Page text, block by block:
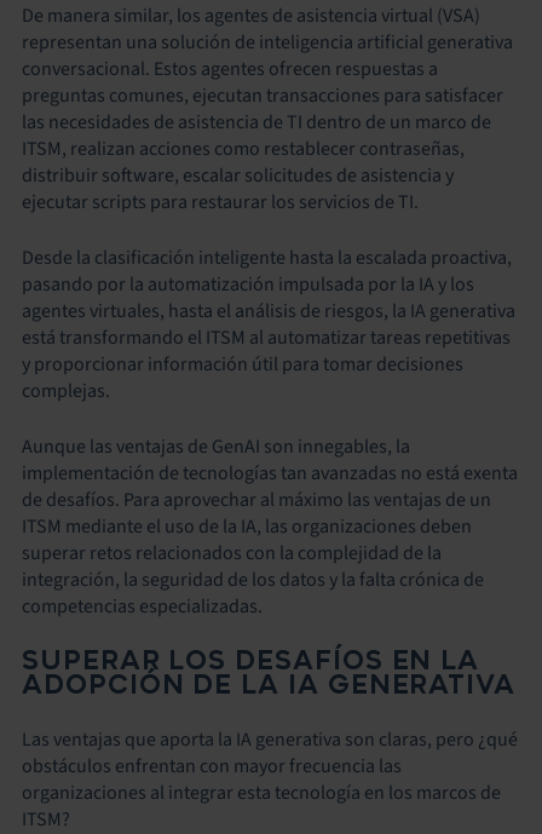
De manera similar, los agentes de asistencia virtual (VSA)
representan una solución de inteligencia artificial generativa
conversacional. Estos agentes ofrecen respuestas a
preguntas comunes, ejecutan transacciones para satisfacer
las necesidades de asistencia de TI dentro de un marco de
ITSM, realizan acciones como restablecer contraseñas,
distribuir software, escalar solicitudes de asistencia y
ejecutar scripts para restaurar los servicios de TI.
Desde la clasificación inteligente hasta la escalada proactiva,
pasando por la automatización impulsada por la IA y los
agentes virtuales, hasta el análisis de riesgos, la IA generativa
está transformando el ITSM al automatizar tareas repetitivas
y proporcionar información útil para tomar decisiones
complejas.
Aunque las ventajas de GenAI son innegables, la
implementación de tecnologías tan avanzadas no está exenta
de desafíos. Para aprovechar al máximo las ventajas de un
ITSM mediante el uso de la IA, las organizaciones deben
superar retos relacionados con la complejidad de la
integración, la seguridad de los datos y la falta crónica de
competencias especializadas.
SUPERAR LOS DESAFÍOS EN LA
ADOPCIÓN DE LA IA GENERATIVA
Las ventajas que aporta la IA generativa son claras, pero ¿qué
obstáculos enfrentan con mayor frecuencia las
organizaciones al integrar esta tecnología en los marcos de
ITSM?